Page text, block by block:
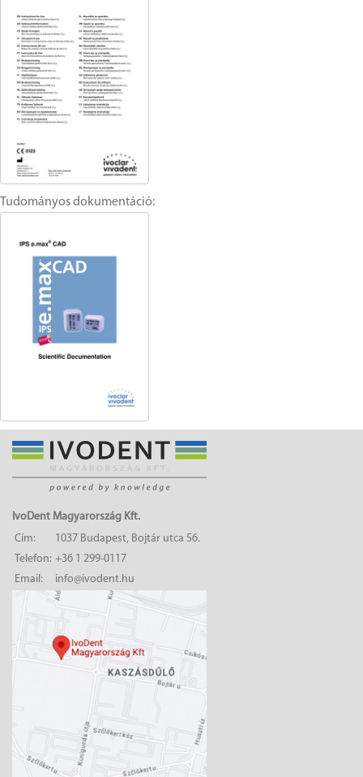
Tudományos dokumentáció:
IvoDent Magyarország Kft.
Cím:
1037 Budapest, Bojtár utca 56.
Telefon: +36 1 299-0117
Email:
info@ivodent.hu